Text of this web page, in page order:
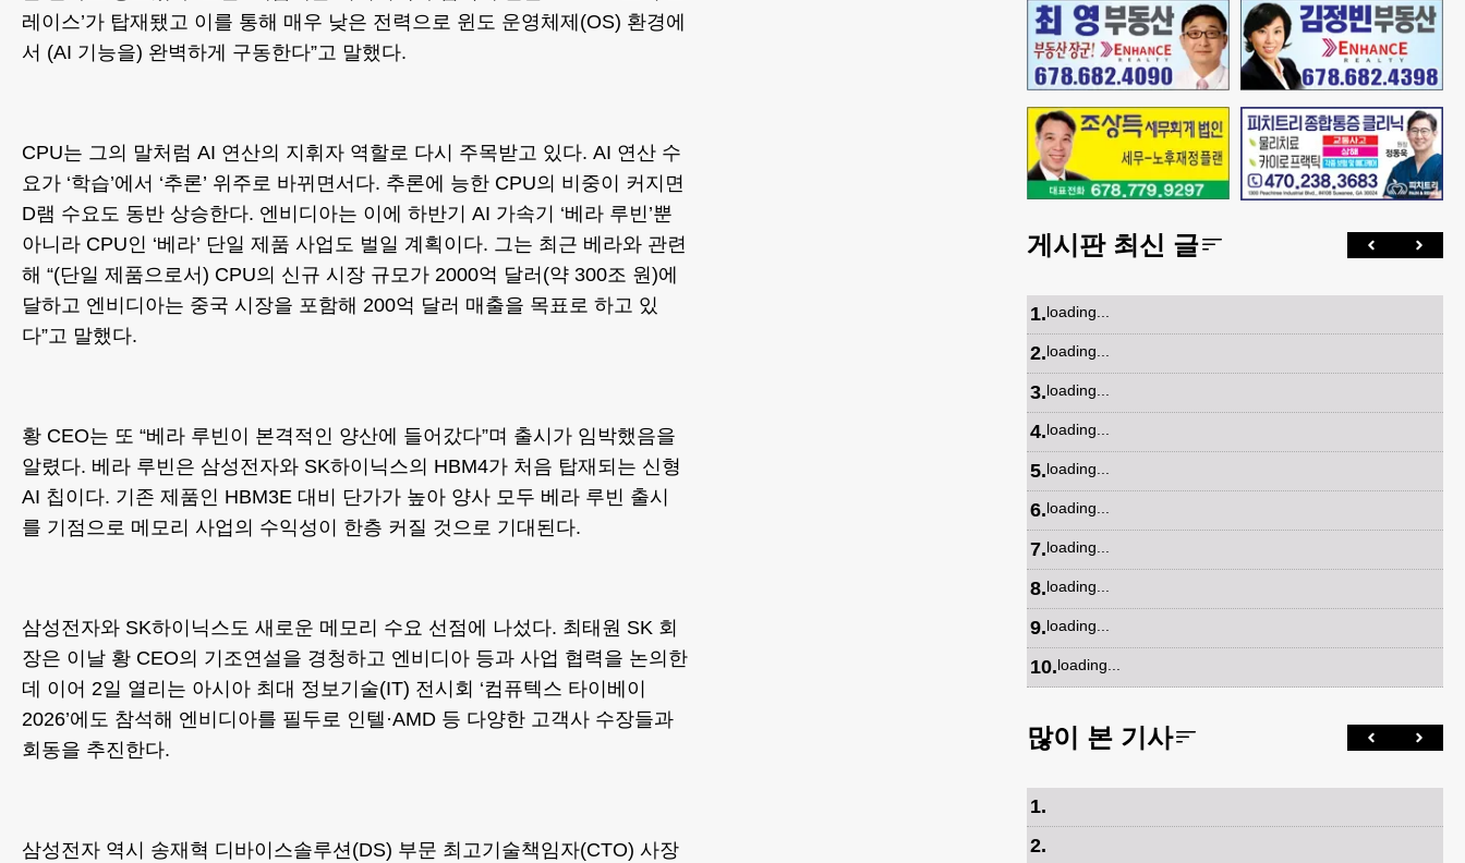
레이스’가 탑재됐고 이를 통해 매우 낮은 전력으로 윈도 운영체제(OS) 환경에
서 (AI 기능을) 완벽하게 구동한다”고 말했다.
CPU는 그의 말처럼 AI 연산의 지휘자 역할로 다시 주목받고 있다. AI 연산 수
요가 ‘학습’에서 ‘추론’ 위주로 바뀌면서다. 추론에 능한 CPU의 비중이 커지면
D램 수요도 동반 상승한다. 엔비디아는 이에 하반기 AI 가속기 ‘베라 루빈’뿐
아니라 CPU인 ‘베라’ 단일 제품 사업도 벌일 계획이다. 그는 최근 베라와 관련
해 “(단일 제품으로서) CPU의 신규 시장 규모가 2000억 달러(약 300조 원)에
달하고 엔비디아는 중국 시장을 포함해 200억 달러 매출을 목표로 하고 있
다”고 말했다.
황 CEO는 또 “베라 루빈이 본격적인 양산에 들어갔다”며 출시가 임박했음을
알렸다. 베라 루빈은 삼성전자와 SK하이닉스의 HBM4가 처음 탑재되는 신형
AI 칩이다. 기존 제품인 HBM3E 대비 단가가 높아 양사 모두 베라 루빈 출시
를 기점으로 메모리 사업의 수익성이 한층 커질 것으로 기대된다.
삼성전자와 SK하이닉스도 새로운 메모리 수요 선점에 나섰다. 최태원 SK 회
장은 이날 황 CEO의 기조연설을 경청하고 엔비디아 등과 사업 협력을 논의한
데 이어 2일 열리는 아시아 최대 정보기술(IT) 전시회 ‘컴퓨텍스 타이베이
2026’에도 참석해 엔비디아를 필두로 인텔·AMD 등 다양한 고객사 수장들과
회동을 추진한다.
삼성전자 역시 송재혁 디바이스솔루션(DS) 부문 최고기술책임자(CTO) 사장
게시판 최신 글
1.loading...
2.loading...
3.loading...
4.loading...
5.loading...
6.loading...
7.loading...
8.loading...
9.loading...
10.loading...
많이 본 기사
1.
2.